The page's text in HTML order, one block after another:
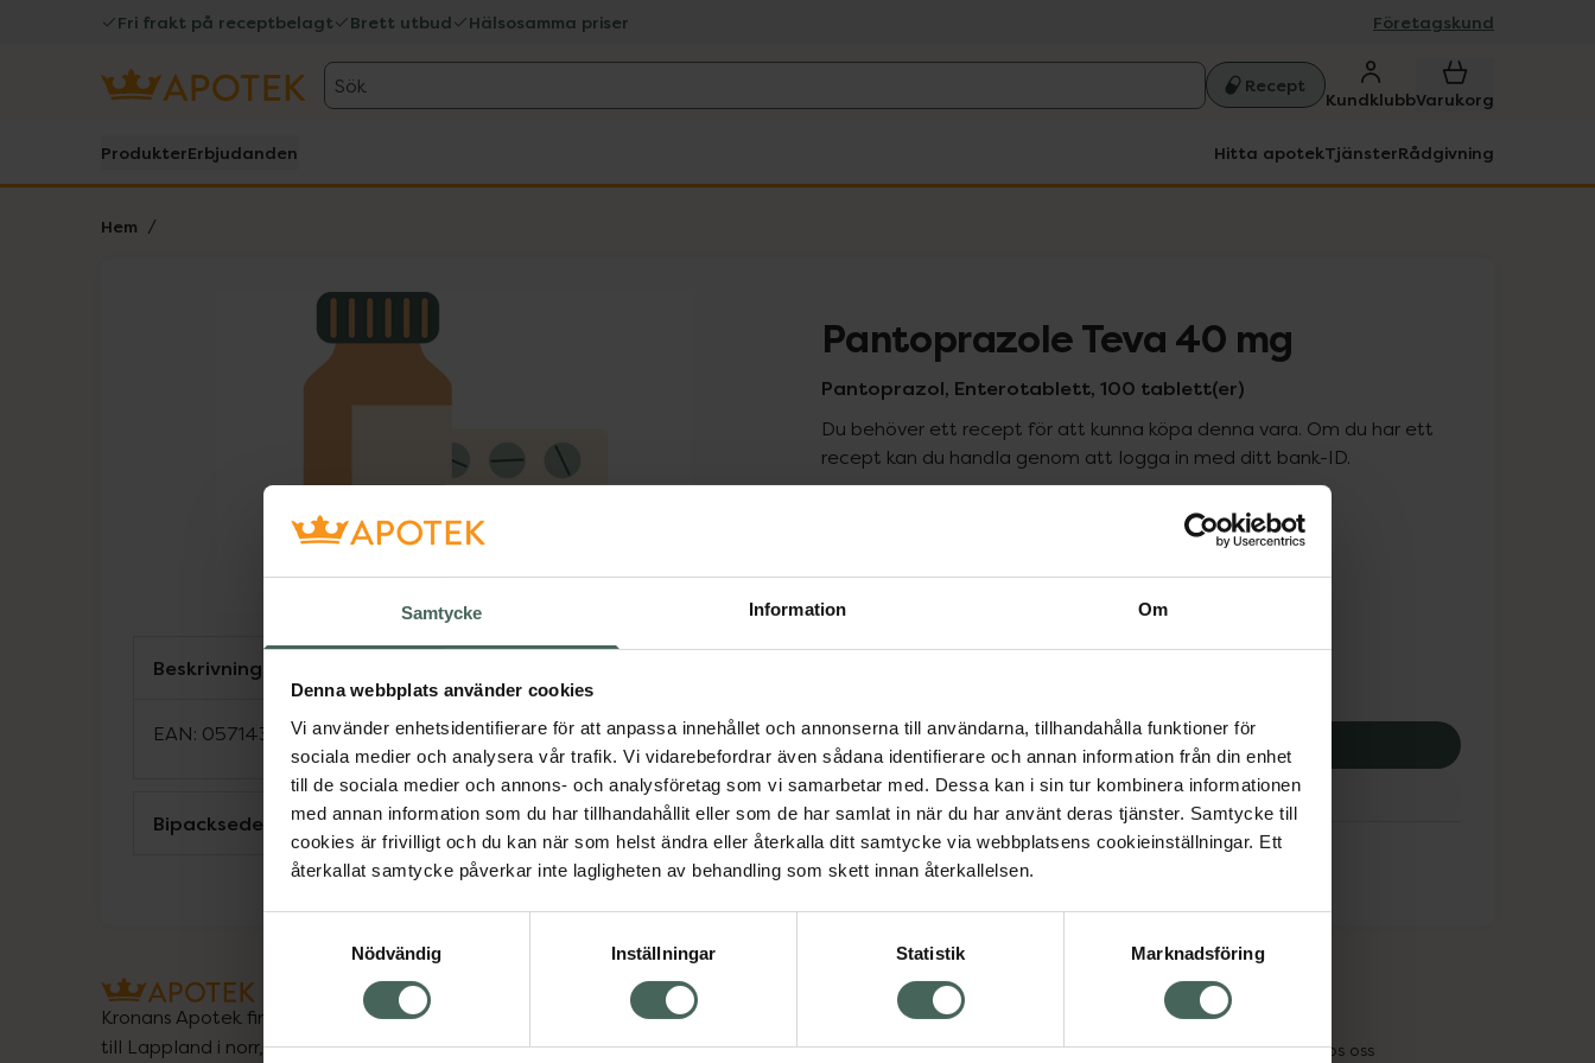
Samtycke Information Om
Denna webbplats använder cookies
Vi använder enhetsidentifierare för att anpassa innehållet och annonserna till användarna, tillhandahålla funktioner för
sociala medier och analysera vår trafik. Vi vidarebefordrar även sådana identifierare och annan information från din enhet
till de sociala medier och annons- och analysföretag som vi samarbetar med. Dessa kan i sin tur kombinera informationen
med annan information som du har tillhandahållit eller som de har samlat in när du har använt deras tjänster. Samtycke till
cookies är frivilligt och du kan när som helst ändra eller återkalla ditt samtycke via webbplatsens cookieinställningar. Ett
återkallat samtycke påverkar inte lagligheten av behandling som skett innan återkallelsen.
Nödvändig
Inställningar Statistik Marknadsföring
Fri frakt på receptbelagt Brett utbud Hälsosamma priser Företagskund
Sök Recept
KundklubbVarukorg
ProdukterErbjudanden Hitta apotekTjänsterRådgivning
Hem
Lista: . Innehåller 1 objekt. Pantoprazole Teva 40 mg
Pantoprazol, Enterotablett, 100 tablett(er)
Du behöver ett recept för att kunna köpa denna vara. Om du har ett
recept kan du handla genom att logga in med ditt bank-ID.
Pris med recept
105,49 kr
Köp via ditt recept
Aktuella erbjudanden
Beskrivning
EAN: 05714372006601
Bipacksedel från FASS Visa
Kronans Apotek finns här för dig. Du hittar oss från Skåne i syd
till Lappland i norr, och online i mobilen och på datorn.
Vanliga frågor
Om recept och läkemedel
Högkostnadsskyddet
Jobba hos oss